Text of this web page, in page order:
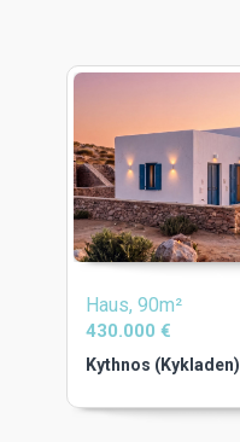
Haus, 90m²
430.000 €
Kythnos (Kykladen)